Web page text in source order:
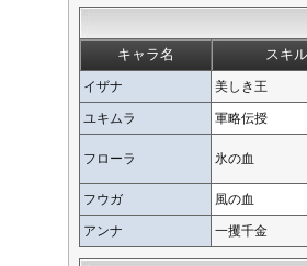
キャラ名 スキ
イザナ 美しき王
ユキムラ 軍略伝授
フローラ 氷の血
フウガ 風の血
アンナ 一攫千金